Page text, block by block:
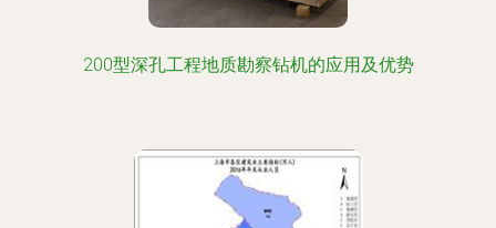
200型深孔工程地质勘察钻机的应用及优势